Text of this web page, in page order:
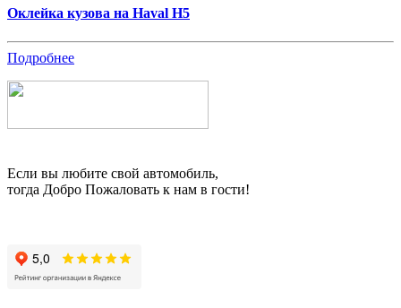
Оклейка кузова на Haval H5
Подробнее
Если вы любите свой автомобиль,
тогда Добро Пожаловать к нам в гости!